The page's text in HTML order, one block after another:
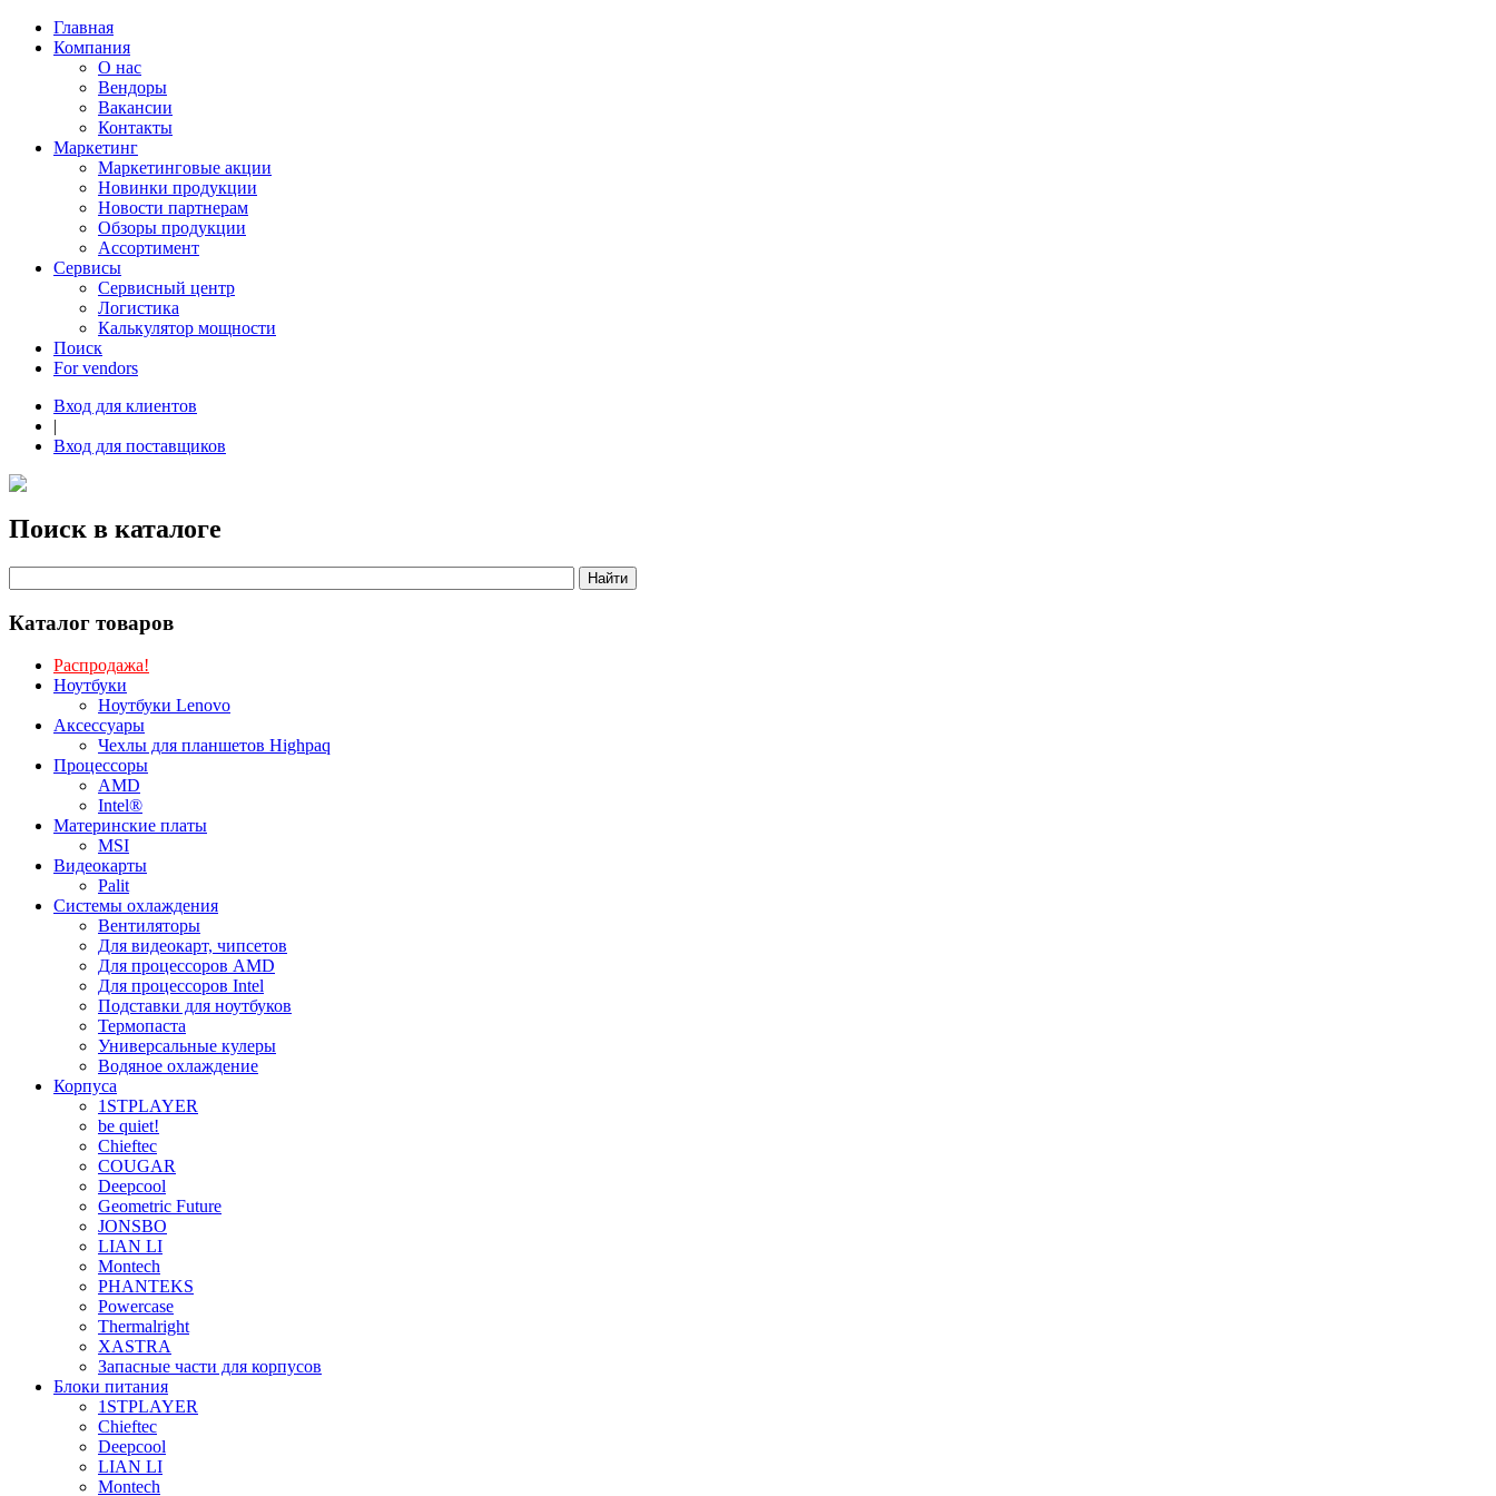
Главная
Компания
О нас
Вендоры
Вакансии
Контакты
Маркетинг
Маркетинговые акции
Новинки продукции
Новости партнерам
Обзоры продукции
Ассортимент
Сервисы
Сервисный центр
Логистика
Калькулятор мощности
Поиск
For vendors
Вход для клиентов
|
Вход для поставщиков
Поиск в каталоге
Каталог товаров
Распродажа!
Ноутбуки
Ноутбуки Lenovo
Аксессуары
Чехлы для планшетов Highpaq
Процессоры
AMD
Intel®
Материнские платы
MSI
Видеокарты
Palit
Системы охлаждения
Вентиляторы
Для видеокарт, чипсетов
Для процессоров AMD
Для процессоров Intel
Подставки для ноутбуков
Термопаста
Универсальные кулеры
Водяное охлаждение
Корпуса
1STPLAYER
be quiet!
Chieftec
COUGAR
Deepcool
Geometric Future
JONSBO
LIAN LI
Montech
PHANTEKS
Powercase
Thermalright
XASTRA
Запасные части для корпусов
Блоки питания
1STPLAYER
Chieftec
Deepcool
LIAN LI
Montech